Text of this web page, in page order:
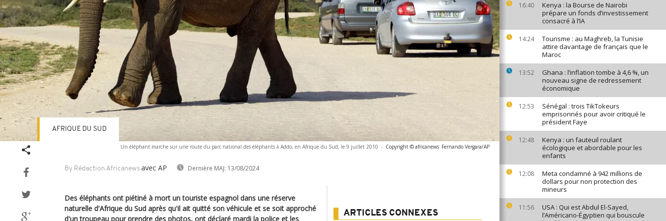
16:40
Kenya : la Bourse de Nairobi
prépare un fonds d’investissement
consacré à l’IA
14:24
Tourisme : au Maghreb, la Tunisie
attire davantage de français que le
Maroc
13:52
Ghana : l’inflation tombe à 4,6 %, un
nouveau signe de redressement
économique
12:53
Sénégal : trois TikTokeurs
emprisonnés pour avoir critiqué le
président Faye
12:48
Kenya : un fauteuil roulant
écologique et abordable pour les
enfants
12:08
Meta condamné à 942 millions de
dollars pour non protection des
mineurs
11:56
USA : Qui est Abdul El-Sayed,
l’Américano-Égyptien qui bouscule
Un éléphant marche sur une route du parc national des éléphants à Addo, en Afrique du Sud, le 9 juillet 2010 - Copyright © africanews Fernando Vergara/AP
By Rédaction Africanews avec AP Dernière MAJ: 13/08/2024
AFRIQUE DU SUD
Des éléphants ont piétiné à mort un touriste espagnol dans une réserve
naturelle d'Afrique du Sud après qu'il ait quitté son véhicule et se soit approché
d'un troupeau pour prendre des photos, ont déclaré mardi la police et les
ARTICLES CONNEXES